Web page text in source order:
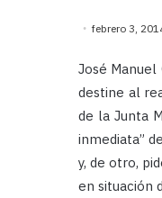
febrero 3,
José
destine al
de la Junta
inmediata”
y, de otro,
en situación